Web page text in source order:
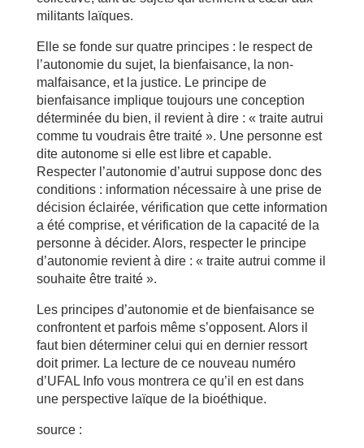
militants laïques.
Elle se fonde sur quatre principes : le respect de
l’autonomie du sujet, la bienfaisance, la non-
malfaisance, et la justice. Le principe de
bienfaisance implique toujours une conception
déterminée du bien, il revient à dire : « traite autrui
comme tu voudrais être traité ». Une personne est
dite autonome si elle est libre et capable.
Respecter l’autonomie d’autrui suppose donc des
conditions : information nécessaire à une prise de
décision éclairée, vérification que cette information
a été comprise, et vérification de la capacité de la
personne à décider. Alors, respecter le principe
d’autonomie revient à dire : « traite autrui comme il
souhaite être traité ».
Les principes d’autonomie et de bienfaisance se
confrontent et parfois même s’opposent. Alors il
faut bien déterminer celui qui en dernier ressort
doit primer. La lecture de ce nouveau numéro
d’UFAL Info vous montrera ce qu’il en est dans
une perspective laïque de la bioéthique.
source :